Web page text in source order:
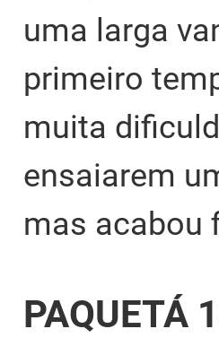
uma larga
primeiro
muita
ensaiarem
mas acabou
PAQUETÁ